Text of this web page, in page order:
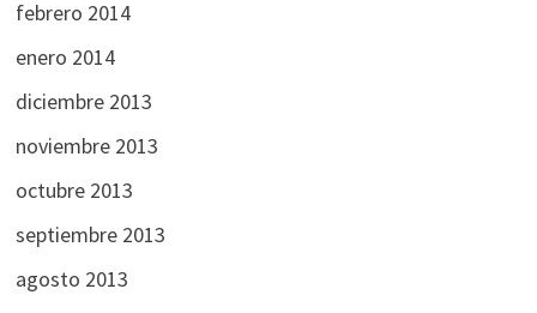
febrero 2014
enero 2014
diciembre 2013
noviembre 2013
octubre 2013
septiembre 2013
agosto 2013